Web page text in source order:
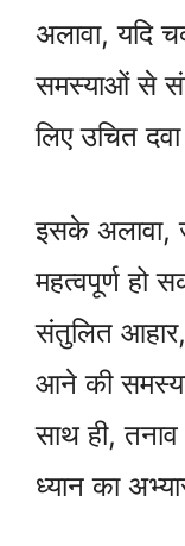
अलावा, यदि
समस्याओं से
लिए उचित
इसके अलावा,
महत्वपूर्ण हो
संतुलित
आने की
साथ ही,
ध्यान का